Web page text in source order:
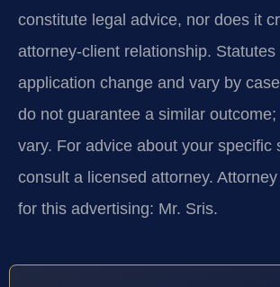
constitute legal advice, nor does it
attorney-client relationship. Statutes
application change and vary by
do not guarantee a similar
vary. For advice about your specific
consult a licensed attorney.
for this advertising: Mr. Sris.